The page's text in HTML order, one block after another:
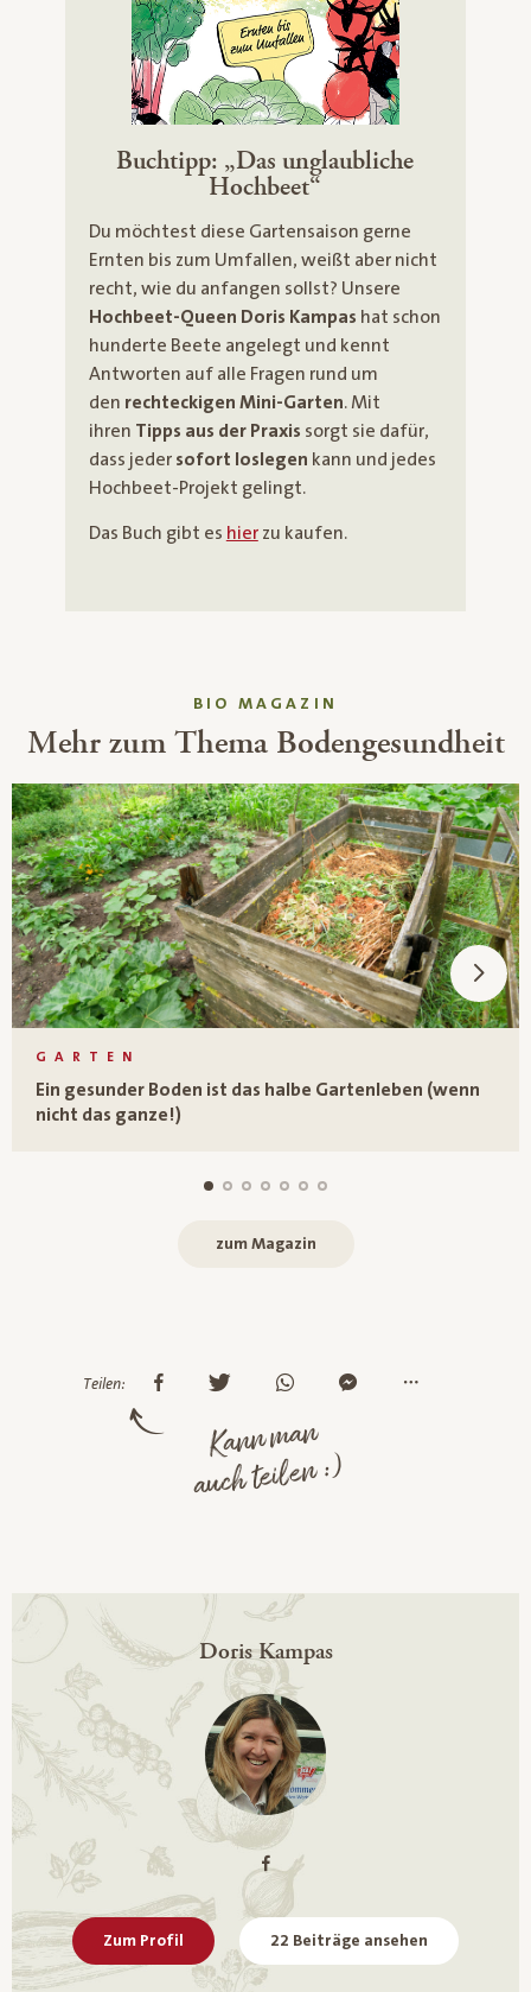
Buchtipp: „Das unglaubliche
Hochbeet“
Du möchtest diese Gartensaison gerne
Ernten bis zum Umfallen, weißt aber nicht
recht, wie du anfangen sollst? Unsere
Hochbeet-Queen Doris Kampas hat schon
hunderte Beete angelegt und kennt
Antworten auf alle Fragen rund um
den rechteckigen Mini-Garten. Mit
ihren Tipps aus der Praxis sorgt sie dafür,
dass jeder sofort loslegen kann und jedes
Hochbeet-Projekt gelingt.
Das Buch gibt es hierzu kaufen.
BIO MAGAZIN
Mehr zum Thema Bodengesundheit
GARTEN
Ein gesunder Boden ist das halbe Gartenleben (wenn
nicht das ganze!)
zum Magazin
Teilen:
Kann man
auch teilen :)
Doris Kampas
Zum Profil 22 Beiträge ansehen